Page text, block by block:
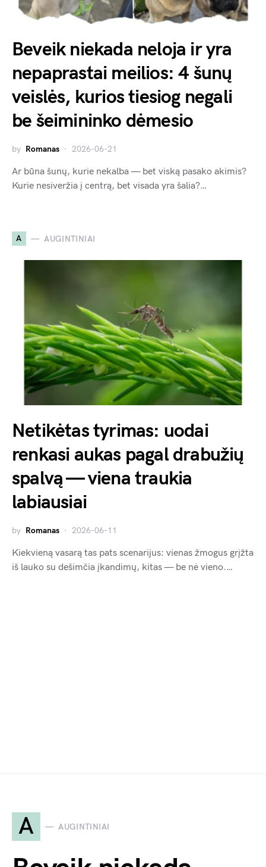
Beveik niekada neloja ir yra
nepaprastai meilios: 4 šunų
veislės, kurios tiesiog negali
be šeimininko dėmesio
by Romanas 2026-06-21
Ar būna šunų, kurie nekalba — bet viską pasako akimis?
Kurie nesiveržia į centrą, bet visada yra šalia?…
A AUGINTINIAI
Netikėtas tyrimas: uodai
renkasi aukas pagal drabužių
spalvą — viena traukia
labiausiai
by Romanas 2026-06-11
Kiekvieną vasarą tas pats scenarijus: vienas žmogus grįžta
iš lauko su dešimčia įkandimų, kitas — be nė vieno.…
A AUGINTINIAI